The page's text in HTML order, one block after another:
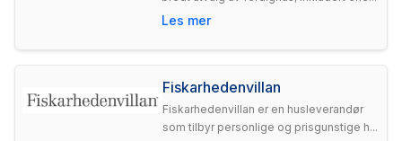
Les mer
Fiskarhedenvillan
Fiskarhedenvillan er en husleverandør
som tilbyr personlige og prisgunstige h...